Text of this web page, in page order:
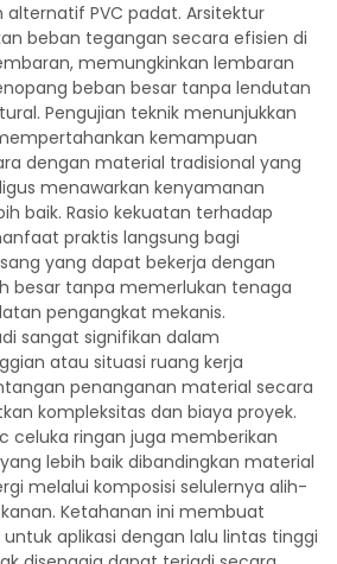
PVC padat. Arsitektur
beban tegangan secara efisien di
memungkinkan lembaran
beban besar tanpa lendutan
Pengujian teknik menunjukkan
kemampuan
dengan material tradisional yang
menawarkan kenyamanan
baik. Rasio kekuatan terhadap
praktis langsung bagi
yang dapat bekerja dengan
besar tanpa memerlukan tenaga
pengangkat mekanis.
sangat signifikan dalam
atau situasi ruang kerja
penanganan material secara
kompleksitas dan biaya proyek.
celuka ringan juga memberikan
lebih baik dibandingkan material
melalui komposisi selulernya alih-
Ketahanan ini membuat
aplikasi dengan lalu lintas tinggi